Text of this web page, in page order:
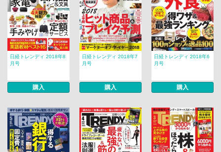
日経トレンディ 2018年8
月号
購入
日経トレンディ 2018年7
月号
購入
日経トレンディ 2018年6
月号
購入